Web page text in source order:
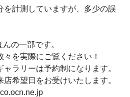
を計測していますが、多少の誤
の一部です。
を実際にご覧ください！
ラリーは予約制になります。
希望日をお受けいたします。